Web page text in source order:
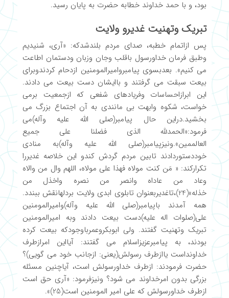
بود، و با حمد خداوند خطابه حضرت به پایان رسید.
تبریک وتهنیت غدیرو ولایت
پس ازاتمام خطبه، صدای مردم بلندشدکه: «آری، شنیدیم
وطبق فرمان خداورسول باقلب وجان وزبان ودستمان اطاعت
می کنیم». بعدبسوی پیامبروامیرالمومنین ازدحام کردندوبرای
بیعت سبقت می گرفتند و باایشان دست بیعت می دادند.
این ابرازاحساسات وفریادهای شفعی که ازجمعیت برمی
خواست، شکوه وابهت بی مانندی به آن اجتماع بزرگ می
بخشید.دراین حال پیامبر(صلی الله علیه وآله)می
فرمود:«الحمدلله الذی فضلنا علی جمیع
العالممین».ونیزپیامبر(صلی الله علیه وآله)به منادی
خوددستوردادند تابین مردم گردش کندو این خلاصه غدیررا
تکرارکند: « مَن کنت مولاه فهذا علی مولاه، اللهم وال من والاه
وعاد من عاداه وانصر من نصره واخذل من
خذله»(24)،تاغدیربعنوان تابلوی ابدی ولایت بردلهانقش ببندد.
همه آمدند باپیامبر(صلی الله علیه وآله)وامیرالمومنین
علی(صلوات اله علیه)دست بیعت دادند وبه امیرالمومنین
تبریک وتهنیت گفتند. ولی ابوبکروعمرباوجودکه بیعت کرده
بودند، به پیامبرعزیزاسلام می گفتند: آیااین امرازطرف
خداونداست یاازطرف رسولش(یعنی: ازجانب خود می گویی)؟
حضرت فرمودند: ازطرف خداورسولش است، آیاچنین مسئله
بزرگی بدون امرخداوند می شود؟ ونیزفرمود: «آری حق است
ازطرف خداورسولش که علی امیر المومنین است(25)».